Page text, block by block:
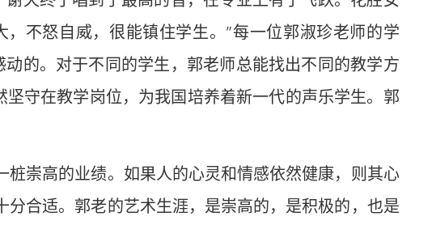
不怒自威，很能镇住学生。”每一位郭淑珍老师的学
的。对于不同的学生，郭老师总能找出不同的教学方
守在教学岗位，为我国培养着新一代的声乐学生。郭
崇高的业绩。如果人的心灵和情感依然健康，则其心
合适。郭老的艺术生涯，是崇高的，是积极的，也是